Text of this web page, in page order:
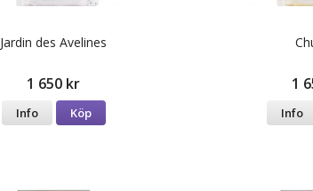
Jardin des Avelines
1 650 kr
Info Köp
1
Info